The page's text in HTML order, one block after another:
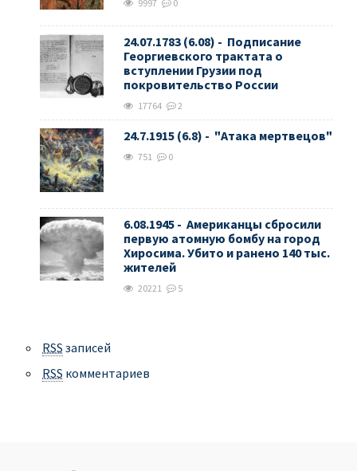
9997 0
24.07.1783 (6.08) - Подписание
Георгиевского трактата о
вступлении Грузии под
покровительство России
17764 2
24.7.1915 (6.8) - "Атака мертвецов"
751 0
6.08.1945 - Американцы сбросили
первую атомную бомбу на город
Хиросима. Убито и ранено 140 тыс.
жителей
20221 5
RSS записей
RSS комментариев